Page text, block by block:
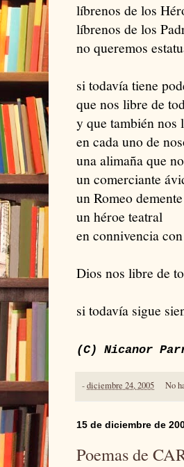
líbrenos de los
líbrenos de los
no queremos
si todavía tiene
que nos libre de
y que también nos
en cada uno de
una alimaña que
un comerciante
un Romeo
un héroe teatral
en connivencia
Dios nos libre de
si todavía sigue
(C) Nicanor
-diciembre 24, 2005 No
15 de diciembre de
Poemas de